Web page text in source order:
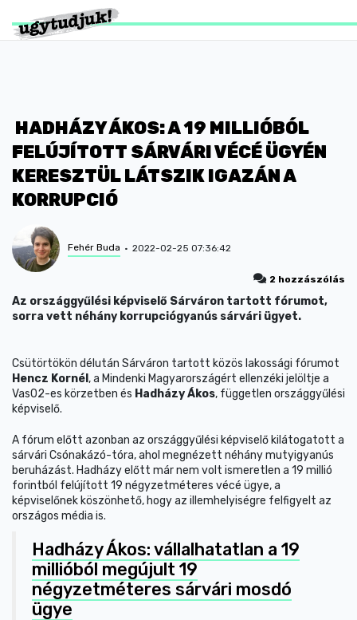
HADHÁZY ÁKOS: A 19 MILLIÓBÓL
FELÚJÍTOTT SÁRVÁRI VÉCÉ ÜGYÉN
KERESZTÜL LÁTSZIK IGAZÁN A
KORRUPCIÓ
Fehér Buda 2022-02-25 07:36:42
2 hozzászólás
Az országgyűlési képviselő Sárváron tartott fórumot,
sorra vett néhány korrupciógyanús sárvári ügyet.
Csütörtökön délután Sárváron tartott közös lakossági fórumot
Hencz Kornél , a Mindenki Magyarországért ellenzéki jelöltje a
Vas02-es körzetben és Hadházy Ákos, független országgyűlési
képviselő.
A fórum előtt azonban az országgyűlési képviselő kilátogatott a
sárvári Csónakázó-tóra, ahol megnézett néhány mutyigyanús
beruházást. Hadházy előtt már nem volt ismeretlen a 19 millió
forintból felújított 19 négyzetméteres vécé ügye, a
képviselőnek köszönhető, hogy az illemhelyiségre felfigyelt az
országos média is.
Hadházy Ákos: vállalhatatlan a 19
millióból megújult 19
négyzetméteres sárvári mosdó
ügye